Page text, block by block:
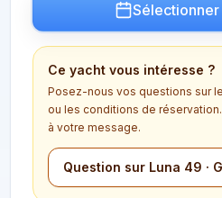
Ce yacht vous intéresse ?
Posez-nous vos questions sur
ou les conditions de
à votre message.
Question sur Luna 49 ·